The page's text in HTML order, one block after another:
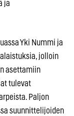
ja
Yki Nummi ja
jolloin
asettamiin
tulevat
Paljon
suunnittelijoiden